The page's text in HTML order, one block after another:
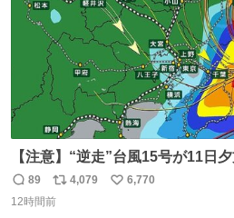
【注意】“逆走”台風15号が11日
が少なく予想外の被害も懸念
news.livedoor.com/lite/article_d… 台風15号はかなり珍
返
信
89
リ
ポ
4,079
い
6,770
12時間前